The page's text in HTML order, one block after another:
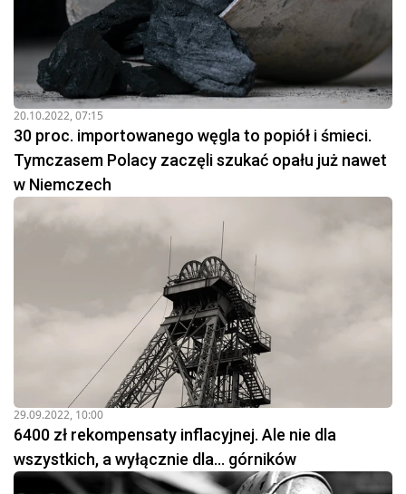
20.10.2022, 07:15
30 proc. importowanego węgla to popiół i śmieci.
Tymczasem Polacy zaczęli szukać opału już nawet
w Niemczech
29.09.2022, 10:00
6400 zł rekompensaty inflacyjnej. Ale nie dla
wszystkich, a wyłącznie dla... górników